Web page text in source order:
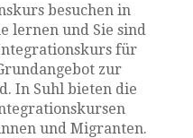
besuchen in
lernen und Sie sind
für
zur
In Suhl bieten die
und Migranten.